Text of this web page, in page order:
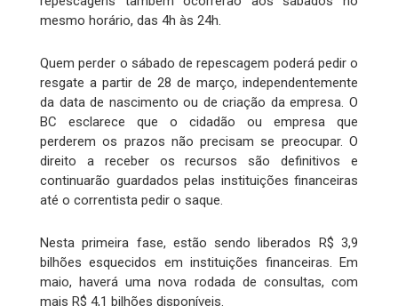
mesmo horário, das 4h às 24h.
Quem perder o sábado de repescagem poderá pedir o
resgate a partir de 28 de março, independentemente
da data de nascimento ou de criação da empresa. O
BC esclarece que o cidadão ou empresa que
perderem os prazos não precisam se preocupar. O
direito a receber os recursos são definitivos e
continuarão guardados pelas instituições financeiras
até o correntista pedir o saque.
Nesta primeira fase, estão sendo liberados R$ 3,9
bilhões esquecidos em instituições financeiras. Em
maio, haverá uma nova rodada de consultas, com
mais R$ 4,1 bilhões disponíveis.